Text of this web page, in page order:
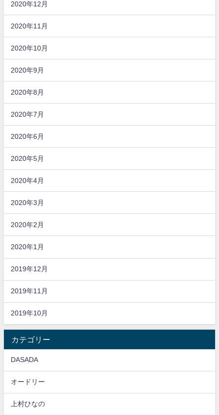
2020年12月
2020年11月
2020年10月
2020年9月
2020年8月
2020年7月
2020年6月
2020年5月
2020年4月
2020年3月
2020年2月
2020年1月
2019年12月
2019年11月
2019年10月
カテゴリー
DASADA
オードリー
上村ひなの